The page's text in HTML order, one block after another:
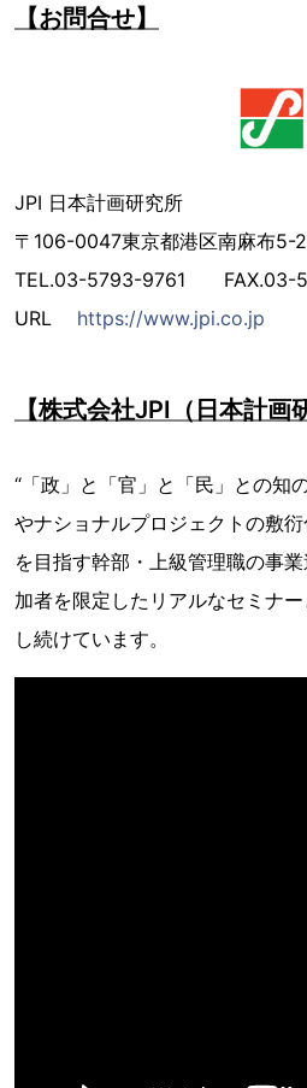
【お問合せ】
JPI 日本計画研究所
〒106-0047東京都港区南麻布5-
TEL.03-5793-9761 FAX.03-
URL https://www.jpi.co.jp
【株式会社JPI（日本計画
“「政」と「官」と「民」との知
やナショナルプロジェクトの敷
を目指す幹部・上級管理職の事
加者を限定したリアルなセミナ
し続けています。